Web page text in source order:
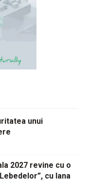
unui
2027 revine cu o
cu Iana